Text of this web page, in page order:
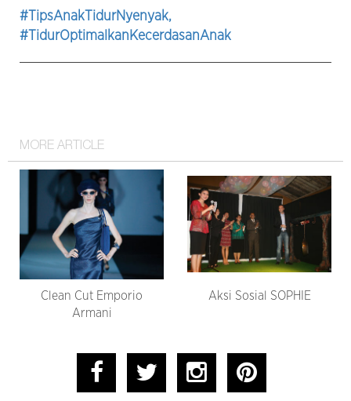
#TipsAnakTidurNyenyak,
#TidurOptimalkanKecerdasanAnak
MORE ARTICLE
Clean Cut Emporio
Armani
Aksi Sosial SOPHIE